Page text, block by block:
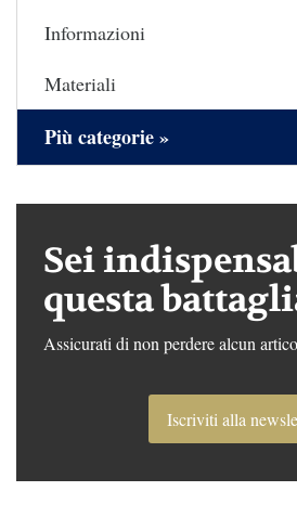
Informazioni
Materiali
Più categorie »
Sei
questa
Assicurati di non perdere alcun
Iscriviti alla